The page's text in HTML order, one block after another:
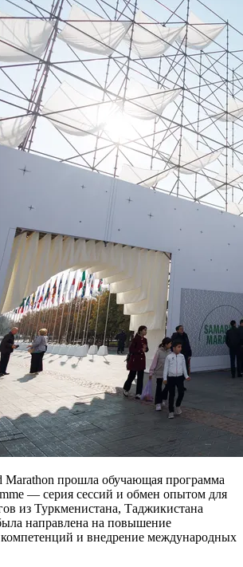
Marathon прошла обучающая программа
— серия сессий и обмен опытом для
из Туркменистана, Таджикистана
направлена на повышение
и внедрение международных